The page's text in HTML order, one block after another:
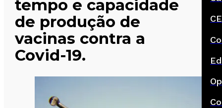
tempo e capacidade
de produção de
vacinas contra a
Covid-19.